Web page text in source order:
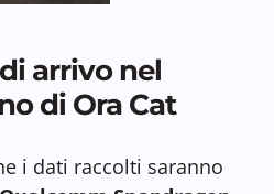
arrivo nel
di Ora Cat
i dati raccolti saranno